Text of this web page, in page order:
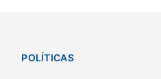
POLÍTICAS